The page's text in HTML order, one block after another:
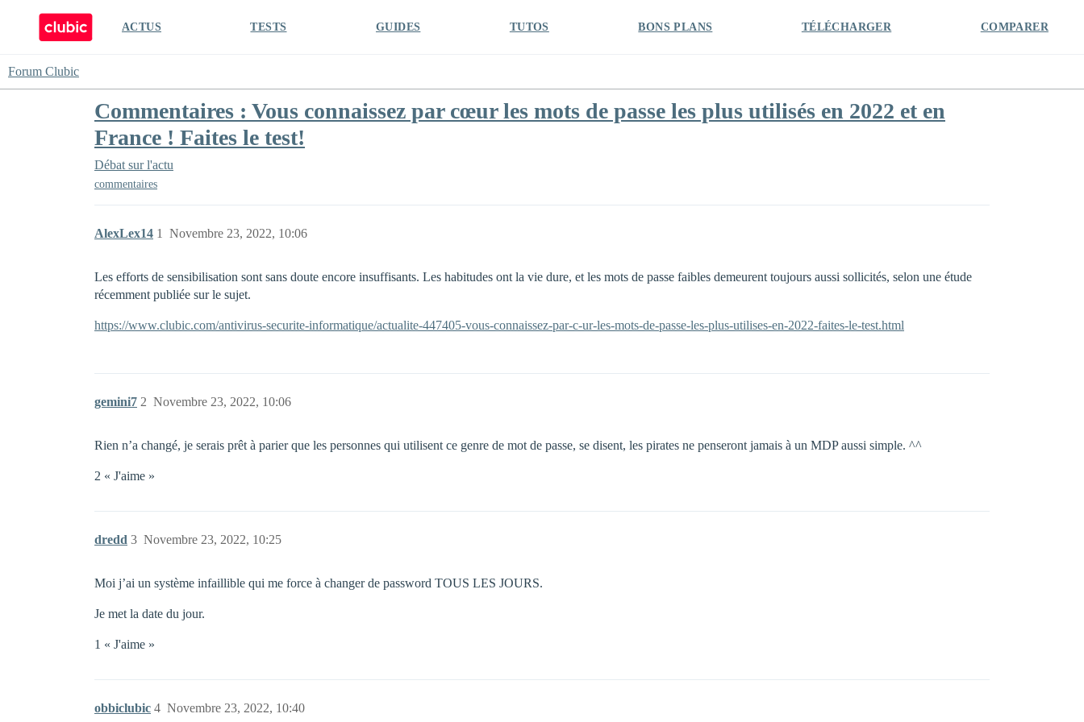
ACTUS TESTS GUIDES TUTOS BONS PLANS TÉLÉCHARGER COMPARER
Forum Clubic
Commentaires : Vous connaissez par cœur les mots de passe les plus utilisés en 2022 et en
France ! Faites le test!
Débat sur l'actu
commentaires
AlexLex14 Novembre 23, 2022, 10:06
1
Les efforts de sensibilisation sont sans doute encore insuffisants. Les habitudes ont la vie dure, et les mots de passe faibles demeurent toujours aussi sollicités, selon une étude
récemment publiée sur le sujet.
https://www.clubic.com/antivirus-securite-informatique/actualite-447405-vous-connaissez-par-c-ur-les-mots-de-passe-les-plus-utilises-en-2022-faites-le-test.html
gemini7 Novembre 23, 2022, 10:06
2
Rien n’a changé, je serais prêt à parier que les personnes qui utilisent ce genre de mot de passe, se disent, les pirates ne penseront jamais à un MDP aussi simple. ^^
2 « J'aime »
dredd Novembre 23, 2022, 10:25
3
Moi j’ai un système infaillible qui me force à changer de password TOUS LES JOURS.
Je met la date du jour.
1 « J'aime »
obbiclubic Novembre 23, 2022, 10:40
4